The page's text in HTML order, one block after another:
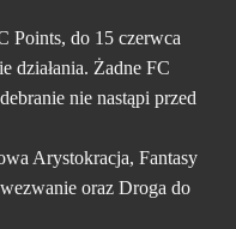
Points, do 15 czerwca
działania. Żadne FC
nie nastąpi przed
Arystokracja, Fantasy
oraz Droga do